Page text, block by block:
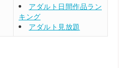
アダルト日間作品ラン
キング
アダルト見放題